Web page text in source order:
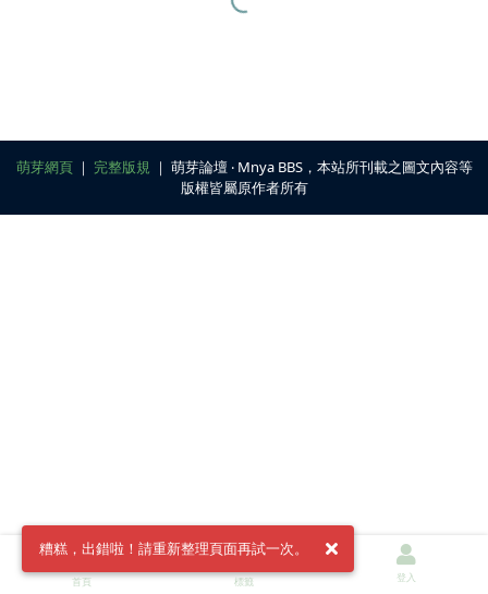
萌芽網頁｜ 完整版規 ｜ 萌芽論壇 ‧ Mnya BBS，本站所刊載之圖文內容等
版權皆屬原作者所有
糟糕，出錯啦！請重新整理頁面再試一次。
首頁 標籤 登入